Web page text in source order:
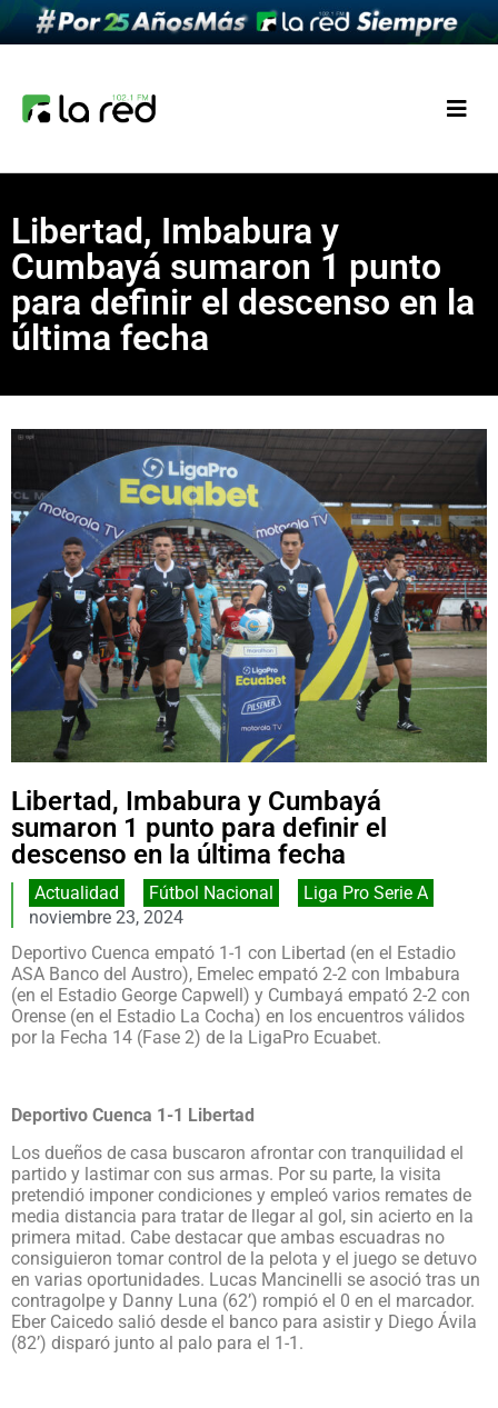
Libertad, Imbabura y
Cumbayá sumaron 1 punto
para definir el descenso en la
última fecha
Libertad, Imbabura y Cumbayá
sumaron 1 punto para definir el
descenso en la última fecha
Actualidad Fútbol Nacional
Liga Pro Serie A
noviembre 23, 2024
Deportivo Cuenca empató 1-1 con Libertad (en el Estadio
ASA Banco del Austro), Emelec empató 2-2 con Imbabura
(en el Estadio George Capwell) y Cumbayá empató 2-2 con
Orense (en el Estadio La Cocha) en los encuentros válidos
por la Fecha 14 (Fase 2) de la LigaPro Ecuabet.
Deportivo Cuenca 1-1 Libertad
Los dueños de casa buscaron afrontar con tranquilidad el
partido y lastimar con sus armas. Por su parte, la visita
pretendió imponer condiciones y empleó varios remates de
media distancia para tratar de llegar al gol, sin acierto en la
primera mitad. Cabe destacar que ambas escuadras no
consiguieron tomar control de la pelota y el juego se detuvo
en varias oportunidades. Lucas Mancinelli se asoció tras un
contragolpe y Danny Luna (62’) rompió el 0 en el marcador.
Eber Caicedo salió desde el banco para asistir y Diego Ávila
(82’) disparó junto al palo para el 1-1.